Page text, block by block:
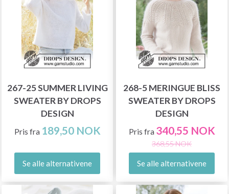
267-25 SUMMER LIVING
SWEATER BY DROPS
DESIGN
Pris fra 189,50 NOK
Se alle alternativene
268-5 MERINGUE BLISS
SWEATER BY DROPS
DESIGN
Pris fra 340,55 NOK
368,55 NOK
Se alle alternativene